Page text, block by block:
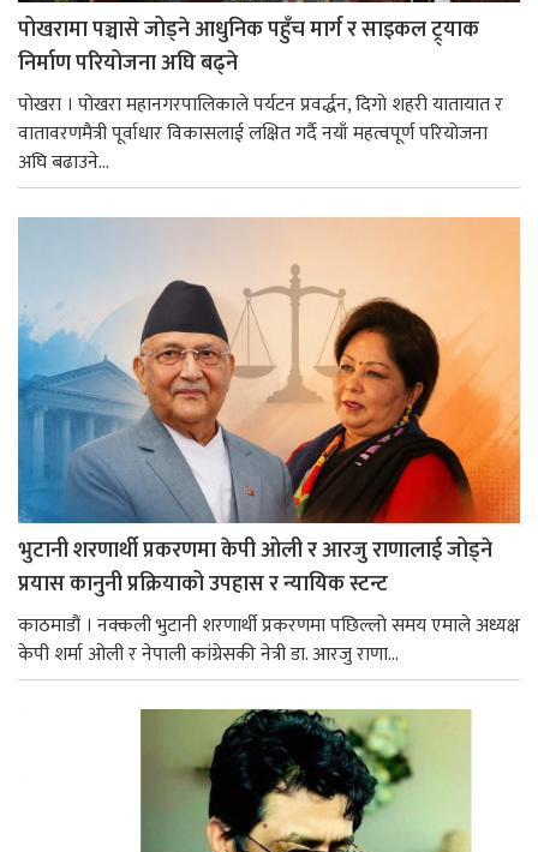
पोखरामा पञ्चासे जोड्ने आधुनिक पहुँच मार्ग र साइकल ट्र्याक
निर्माण परियोजना अघि बढ्ने
पोखरा । पोखरा महानगरपालिकाले पर्यटन प्रवर्द्धन, दिगो शहरी यातायात र
वातावरणमैत्री पूर्वाधार विकासलाई लक्षित गर्दै नयाँ महत्वपूर्ण परियोजना
अघि बढाउने...
भुटानी शरणार्थी प्रकरणमा केपी ओली र आरजु राणालाई जोड्ने
प्रयास कानुनी प्रक्रियाको उपहास र न्यायिक स्टन्ट
काठमाडौं । नक्कली भुटानी शरणार्थी प्रकरणमा पछिल्लो समय एमाले अध्यक्ष
केपी शर्मा ओली र नेपाली कांग्रेसकी नेत्री डा. आरजु राणा...